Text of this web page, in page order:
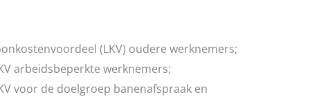
(LKV) oudere werknemers;
arbeidsbeperkte werknemers;
voor de doelgroep banenafspraak en